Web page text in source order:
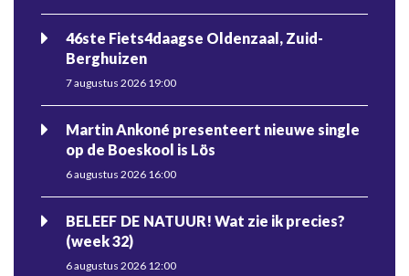
46ste Fiets4daagse Oldenzaal, Zuid-
Berghuizen
7 augustus 2026 19:00
Martin Ankoné presenteert nieuwe single
op de Boeskool is Lös
6 augustus 2026 16:00
BELEEF DE NATUUR! Wat zie ik precies?
(week 32)
6 augustus 2026 12:00